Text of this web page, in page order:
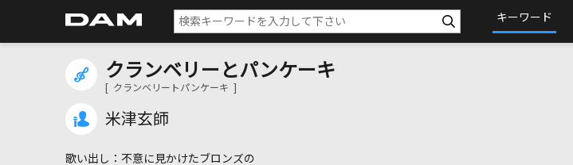
キーワード
クランベリーとパンケーキ
[ クランベリートパンケーキ ]
米津玄師
不意に見かけたブロンズの